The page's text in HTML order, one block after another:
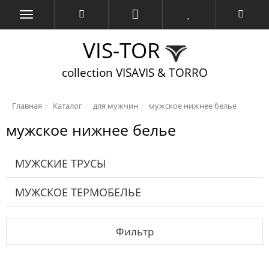
VIS-TOR
collection VISAVIS & TORRO
Главная Каталог для мужчин мужское нижнее белье
мужское нижнее белье
МУЖСКИЕ ТРУСЫ
МУЖСКОЕ ТЕРМОБЕЛЬЕ
Фильтр